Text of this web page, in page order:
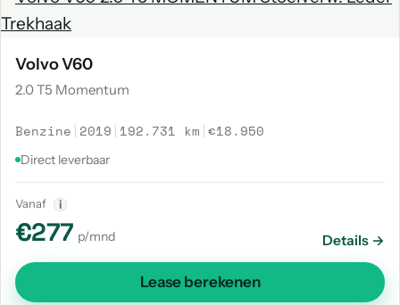
Volvo V60
2.0 T5 Momentum
Benzine | 2019 | 192.731 km |€18.950
Direct leverbaar
Vanaf i
€277 p/mnd Details →
Lease berekenen